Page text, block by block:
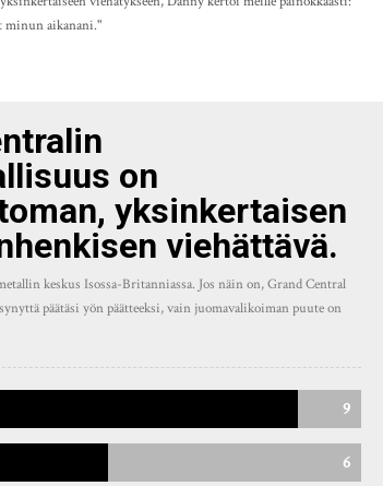
minun aikanani."
on
yksinkertaisen
viehättävä.
keskus Isossa-Britanniassa. Jos näin on, Grand Central
päätäsi yön päätteeksi, vain juomavalikoiman puute on
9
6